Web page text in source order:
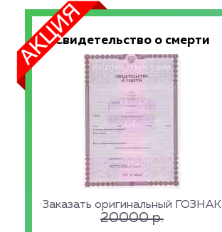
Свидетельство о смерти
Заказать оригинальный ГОЗНАК
20000р.